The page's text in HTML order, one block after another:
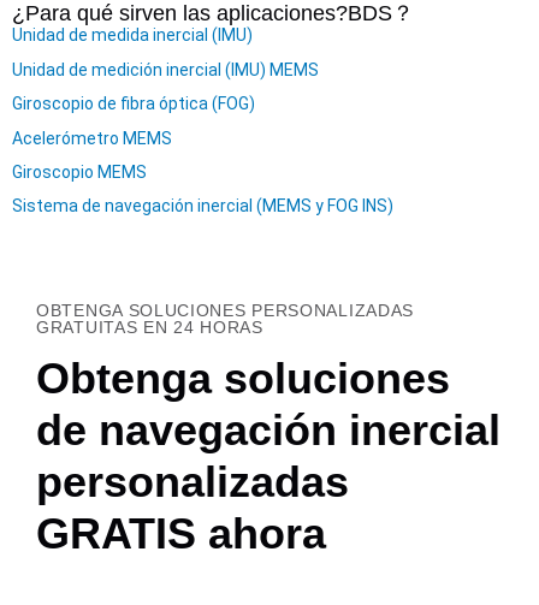
¿Para qué sirven las aplicaciones?BDS ？
Unidad de medida inercial (IMU)
Unidad de medición inercial (IMU) MEMS
Giroscopio de fibra óptica (FOG)
Acelerómetro MEMS
Giroscopio MEMS
Sistema de navegación inercial (MEMS y FOG INS)
OBTENGA SOLUCIONES PERSONALIZADAS
GRATUITAS EN 24 HORAS
Obtenga soluciones
de navegación inercial
personalizadas
GRATIS ahora